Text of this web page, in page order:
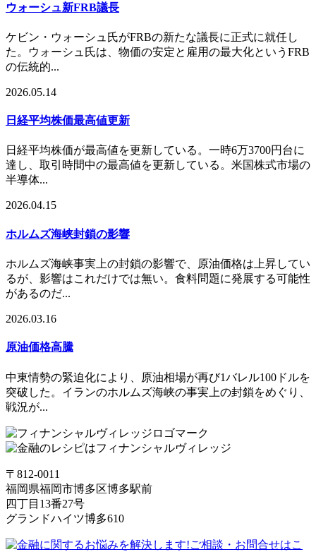
ウォーシュ新FRB議長
ケビン・ウォーシュ氏がFRBの新たな議長に正式に就任し
た。ウォーシュ氏は、物価の安定と雇用の最大化というFRB
の伝統的...
2026.05.14
日経平均株価最高値更新
日経平均株価が最高値を更新している。一時6万3700円台に
達し、取引時間中の最高値を更新している。米国株式市場の
半導体...
2026.04.15
ホルムズ海峡封鎖の影響
ホルムズ海峡事実上の封鎖の影響で、原油価格は上昇してい
るが、影響はこれだけでは無い。食料問題に発展する可能性
があるのだ...
2026.03.16
原油価格高騰
中東情勢の緊迫化により、原油相場が再び1バレル100ドルを
突破した。イランのホルムズ海峡の事実上の封鎖をめぐり、
戦況が...
〒812-0011
福岡県福岡市博多区博多駅前
四丁目13番27号
グランドハイツ博多610